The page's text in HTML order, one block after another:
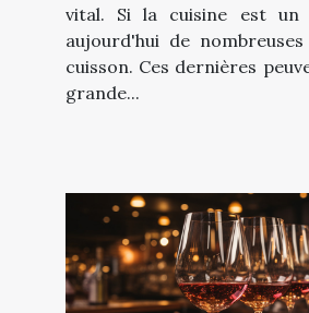
vital. Si la cuisine est
aujourd'hui de
cuisson. Ces dernières
grande...